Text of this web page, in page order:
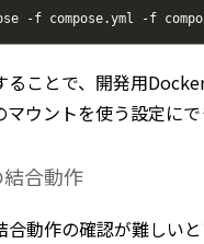
-f compose.yml -f
ることで、開発用
ウントを使う設定にで
合動作
合動作の確認が難しい